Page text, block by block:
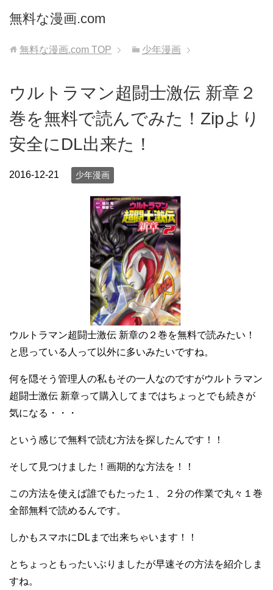
無料な漫画.com
無料な漫画.com TOP 少年漫画
ウルトラマン超闘士激伝 新章２
巻を無料で読んでみた！Zipより
安全にDL出来た！
2016-12-21 少年漫画
ウルトラマン超闘士激伝 新章の２巻を無料で読みたい！
と思っている人って以外に多いみたいですね。
何を隠そう管理人の私もその一人なのですがウルトラマン
超闘士激伝 新章って購入してまではちょっとでも続きが
気になる・・・
という感じで無料で読む方法を探したんです！！
そして見つけました！画期的な方法を！！
この方法を使えば誰でもたった１、２分の作業で丸々１巻
全部無料で読めるんです。
しかもスマホにDLまで出来ちゃいます！！
とちょっともったいぶりましたが早速その方法を紹介しま
すね。